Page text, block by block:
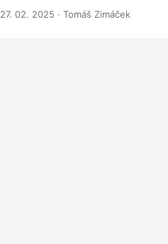
nainstalované následující
27. 02. 2025 · Tomáš Zimáček